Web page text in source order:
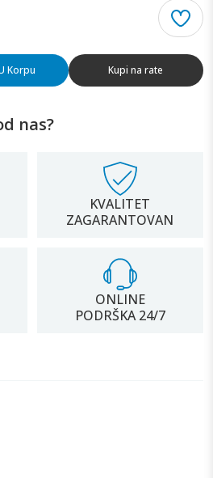
Korpu Kupi na rate
nas?
KVALITET
ZAGARANTOVAN
ONLINE
PODRŠKA 24/7